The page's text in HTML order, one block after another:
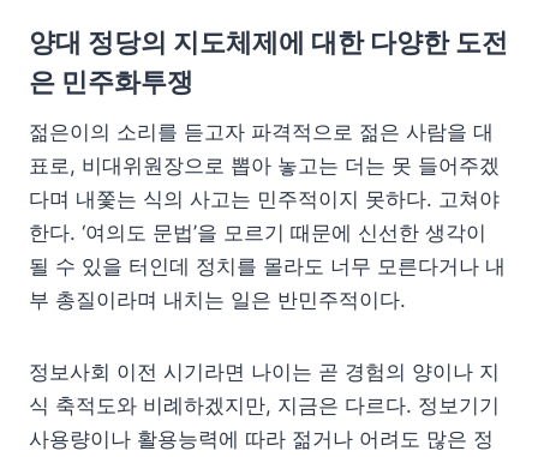
양대 정당의 지도체제에 대한 다양한 도전
은 민주화투쟁
젊은이의 소리를 듣고자 파격적으로 젊은 사람을 대
표로, 비대위원장으로 뽑아 놓고는 더는 못 들어주겠
다며 내쫓는 식의 사고는 민주적이지 못하다. 고쳐야
한다. ‘여의도 문법’을 모르기 때문에 신선한 생각이
될 수 있을 터인데 정치를 몰라도 너무 모른다거나 내
부 총질이라며 내치는 일은 반민주적이다.
정보사회 이전 시기라면 나이는 곧 경험의 양이나 지
식 축적도와 비례하겠지만, 지금은 다르다. 정보기기
사용량이나 활용능력에 따라 젊거나 어려도 많은 정